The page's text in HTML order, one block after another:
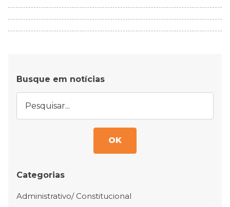
Busque em notícias
OK
Categorias
Administrativo/ Constitucional